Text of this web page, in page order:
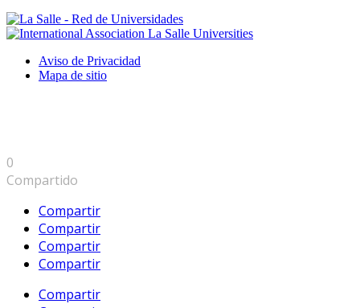
Aviso de Privacidad
Mapa de sitio
0
Compartido
Compartir
Compartir
Compartir
Compartir
Compartir